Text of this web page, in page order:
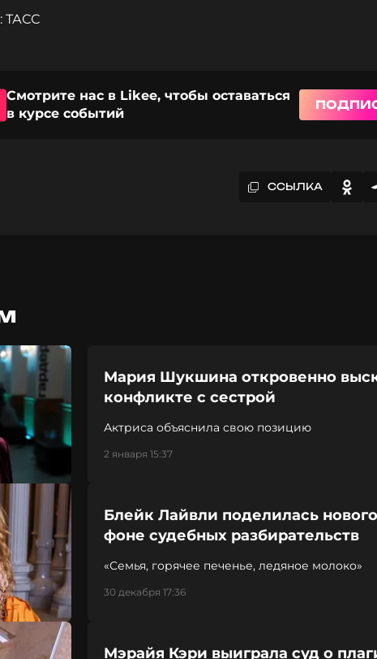
ТАСС
Смотрите нас в Likee, чтобы оставаться
в курсе событий
ССЫЛКА
Мария Шукшина откровенно
конфликте с сестрой
Актриса объяснила свою позицию
2 января 15:37
Блейк Лайвли поделилась
фоне судебных разбирательств
«Семья, горячее печенье, ледяное молоко»
30 декабря 17:36
Мэрайя Кэри выиграла суд о